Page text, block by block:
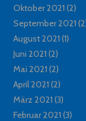
Oktober 2021 (2)
September 2021
August 2021 (1)
Juni 2021 (2)
Mai 2021 (2)
April 2021 (2)
März 2021 (3)
Februar 2021 (3)